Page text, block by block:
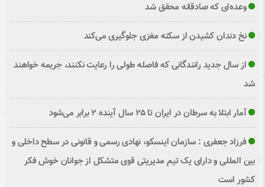
وعده‌ای که صادقانه محقق شد
نخ دندان کشیدن از سکته مغزی جلوگیری می‌کند
از سال جدید رانندگانی که فاصله طولی را رعایت نکنند، جریمه خواهند
شد
آمار ابتلا به سرطان در ایران تا ۲۵ سال آینده ۲ برابر می‌شود
فرزاد جعفری : سازمان اینسکو، نهادی رسمی و قانونی در سطح داخلی و
بین المللی و دارای یک تیم مدیریتی قوی متشکل از جوانان خوش فکر
کشور است